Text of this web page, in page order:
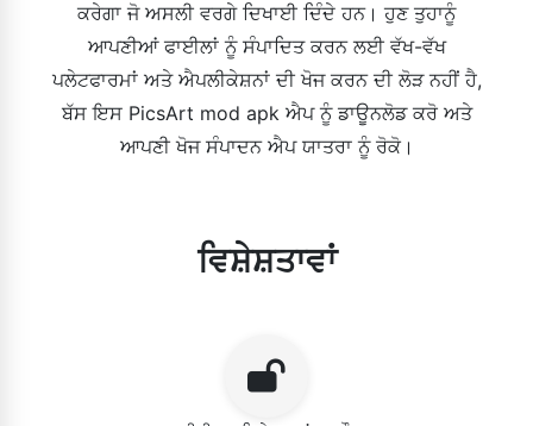
ਕਰੇਗਾ ਜੋ ਅਸਲੀ ਵਰਗੇ ਦਿਖਾਈ ਦਿੰਦੇ ਹਨ। ਹੁਣ ਤੁਹਾਨੂੰ
ਆਪਣੀਆਂ ਫਾਈਲਾਂ ਨੂੰ ਸੰਪਾਦਿਤ ਕਰਨ ਲਈ ਵੱਖ-ਵੱਖ
ਪਲੇਟਫਾਰਮਾਂ ਅਤੇ ਐਪਲੀਕੇਸ਼ਨਾਂ ਦੀ ਖੋਜ ਕਰਨ ਦੀ ਲੋੜ ਨਹੀਂ ਹੈ,
ਬੱਸ ਇਸ PicsArt mod apk ਐਪ ਨੂੰ ਡਾਊਨਲੋਡ ਕਰੋ ਅਤੇ
ਆਪਣੀ ਖੋਜ ਸੰਪਾਦਨ ਐਪ ਯਾਤਰਾ ਨੂੰ ਰੋਕੋ।
ਵਿਸ਼ੇਸ਼ਤਾਵਾਂ